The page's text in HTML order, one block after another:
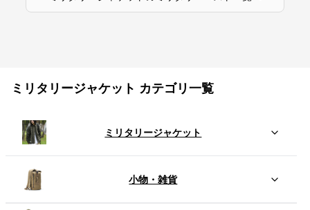
ミリタリージャケット カテゴリ一覧
ミリタリージャケット
小物・雑貨